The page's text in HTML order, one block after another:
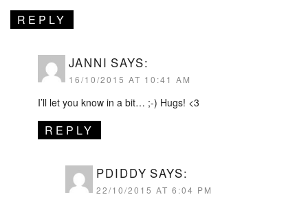
REPLY
JANNI SAYS:
16/10/2015 AT 10:41 AM
I’ll let you know in a bit… ;-) Hugs! <3
REPLY
PDIDDY SAYS:
22/10/2015 AT 6:04 PM